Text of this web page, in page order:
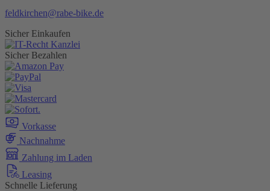
feldkirchen@rabe-bike.de
Sicher Einkaufen
Sicher Bezahlen
Vorkasse
Nachnahme
Zahlung im Laden
Leasing
Schnelle Lieferung